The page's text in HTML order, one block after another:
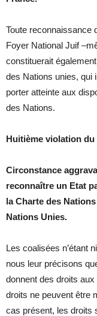
Toute reconnaissance
Foyer National Juif
constituerait
des Nations unies, qui
porter atteinte aux
des Nations.
Huitième violation
Circonstance
reconnaître un Etat
la Charte des
Nations Unies.
Les coalisées n’étant
nous leur précisons
donnent des droits
droits ne peuvent être
cas présent, les droits